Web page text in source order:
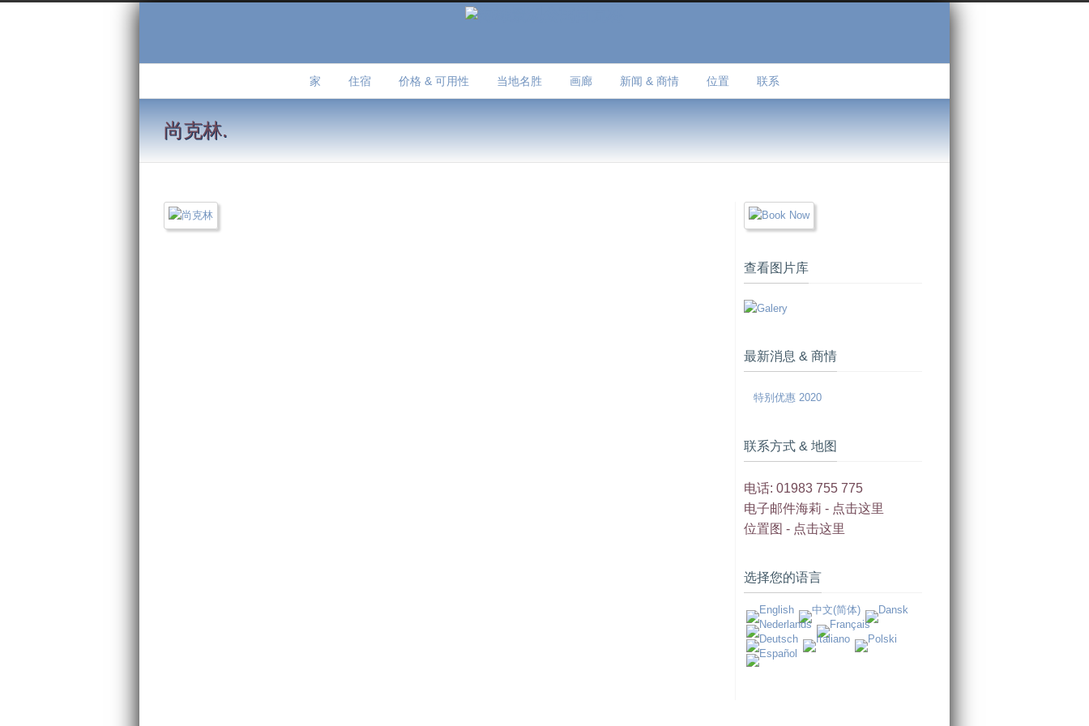
家 住宿 价格 & 可用性 当地名胜 画廊 新闻 & 商情 位置 联系
尚克林.
查看图片库
最新消息 & 商情
特别优惠 2020
联系方式 & 地图
电话: 01983 755 775
电子邮件海莉 - 点击这里
位置图 - 点击这里
选择您的语言